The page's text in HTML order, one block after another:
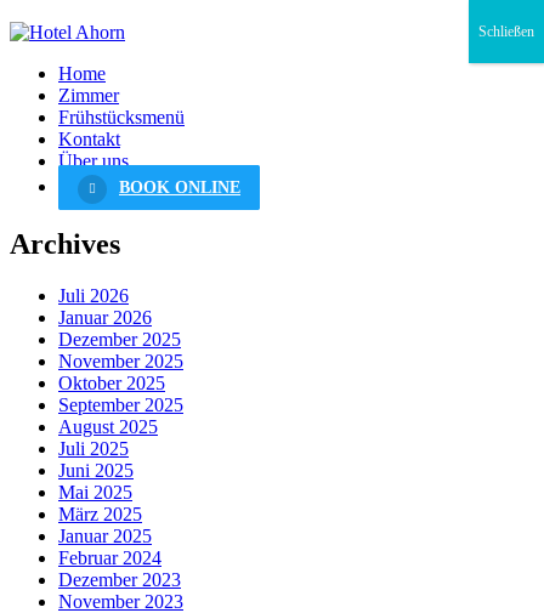
Home
Zimmer
Frühstücksmenü
Kontakt
Über uns
BOOK ONLINE
Archives
Juli 2026
Januar 2026
Dezember 2025
November 2025
Oktober 2025
September 2025
August 2025
Juli 2025
Juni 2025
Mai 2025
März 2025
Januar 2025
Februar 2024
Dezember 2023
November 2023
Schließen